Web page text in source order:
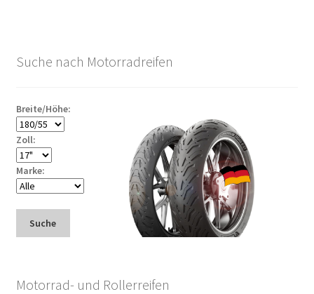
Suche nach Motorradreifen
Breite/Höhe:
Zoll:
Marke:
Suche
Motorrad- und Rollerreifen